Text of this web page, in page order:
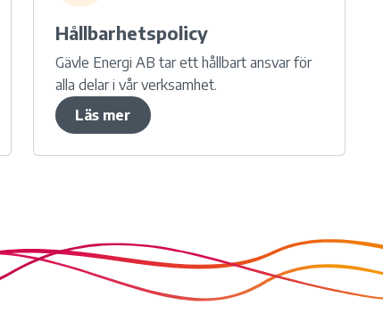
Hållbarhetspolicy
Gävle Energi AB tar ett hållbart ansvar för
alla delar i vår verksamhet.
Läs mer